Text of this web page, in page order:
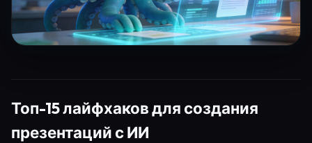
Топ-15 лайфхаков для создания
презентаций с ИИ